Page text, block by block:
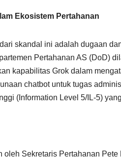
Ekosistem Pertahanan
skandal ini adalah dugaan
Pertahanan AS (DoD)
kapabilitas Grok dalam
chatbot untuk tugas
(Information Level 5/IL-5)
oleh Sekretaris Pertahanan